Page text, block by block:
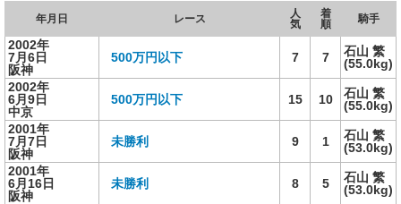
年月日 レース
人
気
着
順
騎手
2002年
7月6日
阪神
500万円以下 7 7
石山 繁
(55.0kg)
2002年
6月9日
中京
500万円以下 15 10
石山 繁
(55.0kg)
2001年
7月7日
阪神
未勝利 9 1
石山 繁
(53.0kg)
2001年
6月16日
阪神
未勝利 8 5
石山 繁
(53.0kg)